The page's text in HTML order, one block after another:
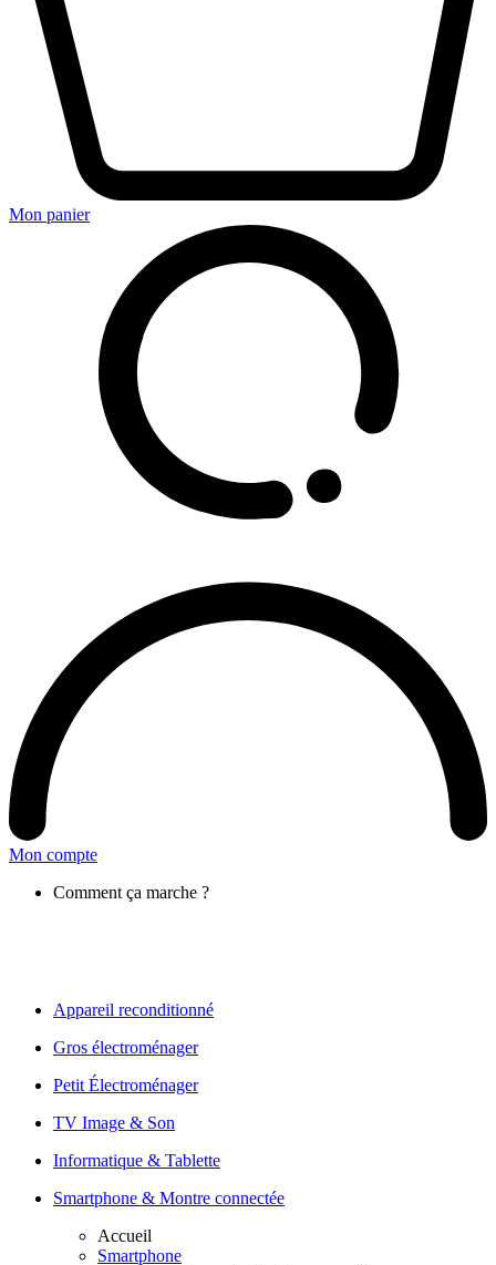
Mon panier
Mon compte
Comment ça marche ?
Appareil reconditionné
Gros électroménager
Petit Électroménager
TV Image & Son
Informatique & Tablette
Smartphone & Montre connectée
Accueil
Smartphone